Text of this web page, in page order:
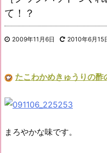
て！？
2009年11月6日 2010年6月15
たこわかめきゅうりの
まろやかな味です。